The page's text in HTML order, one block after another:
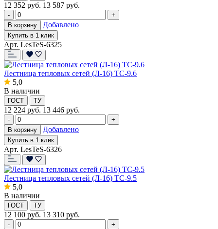
12 352 руб. 13 587 руб.
-
+
В корзину
Добавлено
Купить в 1 клик
Арт. LesTeS-6325
Лестница тепловых сетей (Л-16) ТС-9.6
5,0
В наличии
ГОСТ ТУ
12 224 руб. 13 446 руб.
-
+
В корзину
Добавлено
Купить в 1 клик
Арт. LesTeS-6326
Лестница тепловых сетей (Л-16) ТС-9.5
5,0
В наличии
ГОСТ ТУ
12 100 руб. 13 310 руб.
-
+